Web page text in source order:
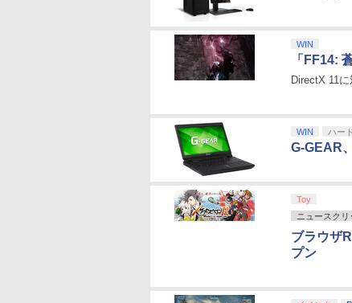
WIN
「FF14:
DirectX 11
WIN ハー
G-GEAR
Toy
ニュースクリ
ブラウザ
プン